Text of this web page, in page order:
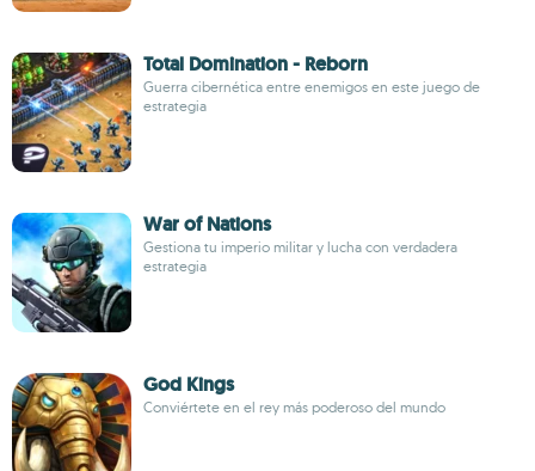
Total Domination - Reborn
Guerra cibernética entre enemigos en este juego de
estrategia
War of Nations
Gestiona tu imperio militar y lucha con verdadera
estrategia
God Kings
Conviértete en el rey más poderoso del mundo